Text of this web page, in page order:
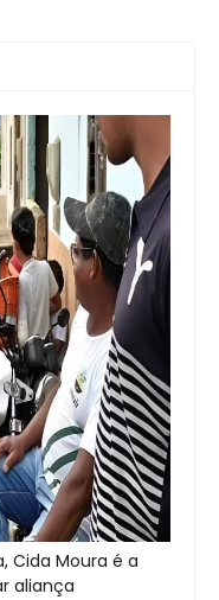
Cida Moura é a
aliança